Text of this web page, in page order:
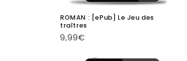
ROMAN : [ePub] Le Jeu des
traîtres
Prix
9,99€